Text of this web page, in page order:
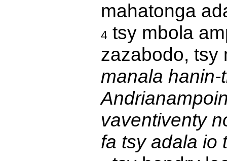
mahatonga
4tsy mbola
zazabodo, tsy
manala
vaventiventy
fa tsy adala io